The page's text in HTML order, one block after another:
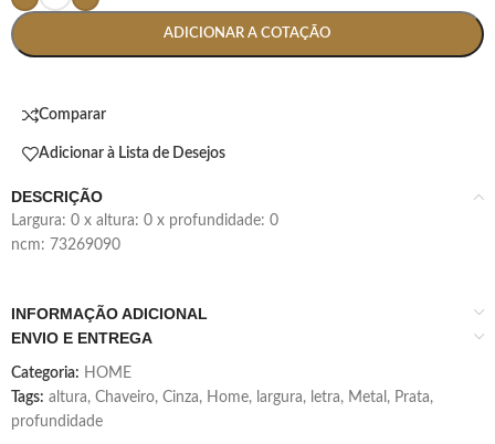
ADICIONAR A COTAÇÃO
Comparar
Adicionar à Lista de Desejos
DESCRIÇÃO
largura: 0 x altura: 0 x profundidade: 0
ncm: 73269090
INFORMAÇÃO ADICIONAL
ENVIO E ENTREGA
Categoria: HOME
Tags: altura, Chaveiro, Cinza, Home, largura, letra, Metal , Prata,
profundidade